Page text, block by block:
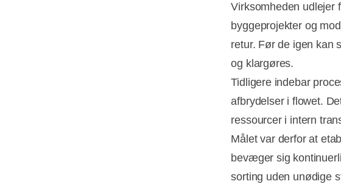
Virksomheden udlejer
byggeprojekter og
retur. Før de igen kan
og klargøres.
Tidligere indebar
afbrydelser i flowet.
ressourcer i intern
Målet var derfor at
bevæger sig
sorting uden unødige